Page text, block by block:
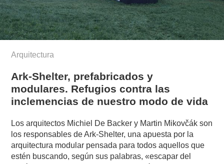
Arquitectura
Ark-Shelter, prefabricados y
modulares. Refugios contra las
inclemencias de nuestro modo de vida
Los arquitectos Michiel De Backer y Martin Mikovčák son
los responsables de Ark-Shelter, una apuesta por la
arquitectura modular pensada para todos aquellos que
estén buscando, según sus palabras, «escapar del